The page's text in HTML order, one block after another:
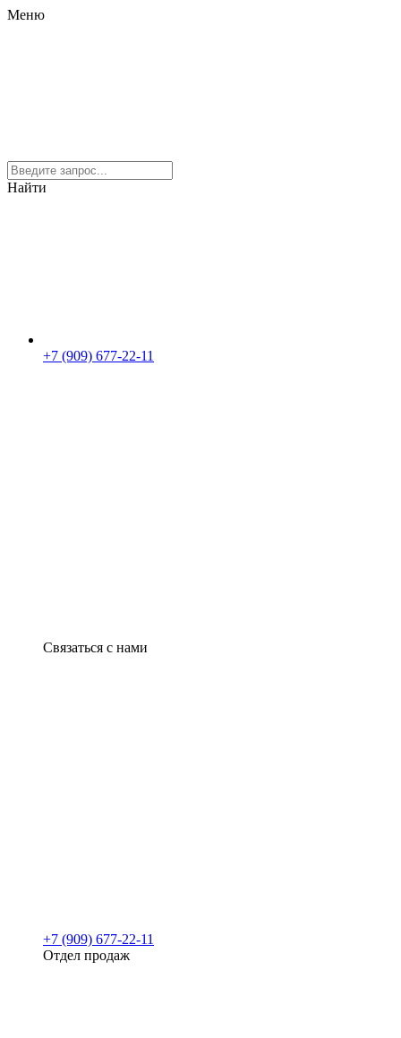
Меню
Найти
+7 (909) 677-22-11
Связаться с нами
+7 (909) 677-22-11
Отдел продаж